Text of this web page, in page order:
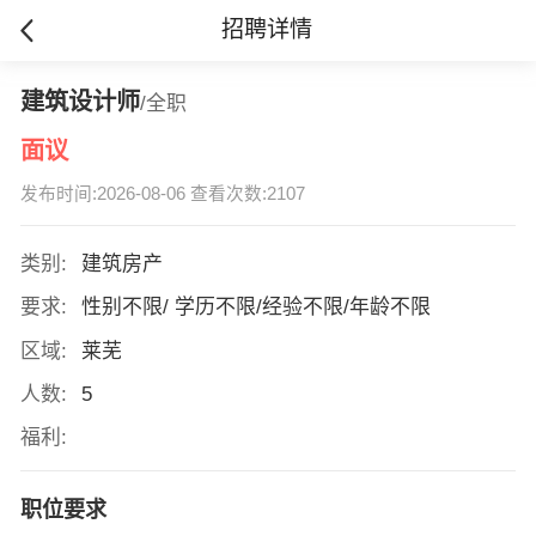
招聘详情
建筑设计师/全职
面议
发布时间:2026-08-06 查看次数:2107
类别:
建筑房产
要求:
性别不限/ 学历不限/经验不限/年龄不限
区域:
莱芜
人数:
5
福利:
职位要求